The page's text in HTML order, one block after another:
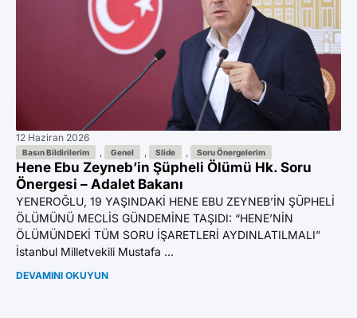
12 Haziran 2026
Basın Bildirilerim Genel Slide Soru Önergelerim
Hene Ebu Zeyneb’in Şüpheli Ölümü Hk. Soru
Önergesi – Adalet Bakanı
YENEROĞLU, 19 YAŞINDAKİ HENE EBU ZEYNEB’İN ŞÜPHELİ
ÖLÜMÜNÜ MECLİS GÜNDEMİNE TAŞIDI: “HENE’NİN
ÖLÜMÜNDEKİ TÜM SORU İŞARETLERİ AYDINLATILMALI”
İstanbul Milletvekili Mustafa ...
DEVAMINI OKUYUN